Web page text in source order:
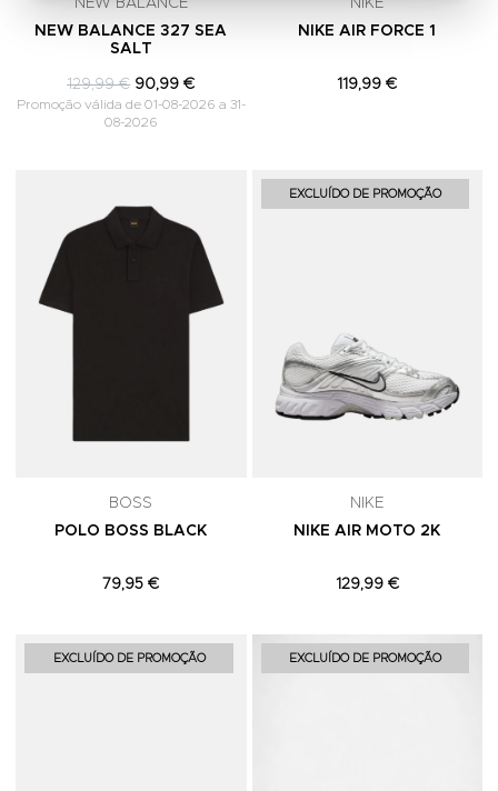
NEW BALANCE
NEW BALANCE 327 SEA
SALT
129,99 € 90,99 €
Promoção válida de 01-08-2026 a 31-
08-2026
NIKE
NIKE AIR FORCE 1
119,99 €
Adicionar aos Favoritos
BOSS
POLO BOSS BLACK
79,95 €
EXCLUÍDO DE PROMOÇÃO
NIKE
NIKE AIR MOTO 2K
129,99 €
EXCLUÍDO DE PROMOÇÃO Adicionar aos Favoritos
EXCLUÍDO DE PROMOÇÃO